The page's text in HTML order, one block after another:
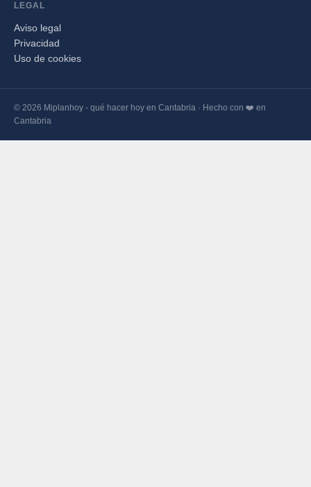
LEGAL
Aviso legal
Privacidad
Uso de cookies
© 2026 Miplanhoy - qué hacer hoy en Cantabria · Hecho con ❤️ en
Cantabria